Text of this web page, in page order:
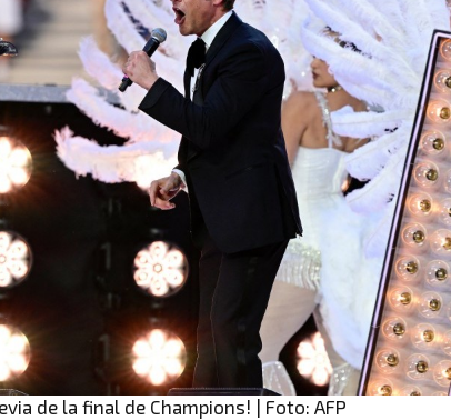
de la final de Champions! | Foto: AFP